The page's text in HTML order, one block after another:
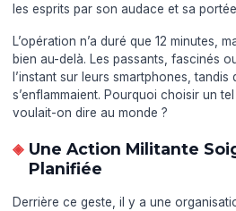
les esprits par son audace et sa
L’opération n’a duré que 12 minutes,
bien au-delà. Les passants, fascinés
l’instant sur leurs smartphones,
s’enflammaient. Pourquoi choisir un
voulait-on dire au monde ?
Une Action Militante
Planifiée
Derrière ce geste, il y a une